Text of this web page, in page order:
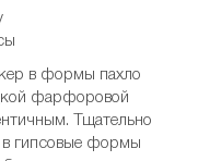
в формы пахло
фарфоровой
Тщательно
в гипсовые формы